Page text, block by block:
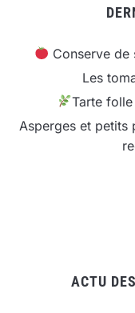
Conserve de
Les
Tarte
Asperges et petits
ACTU